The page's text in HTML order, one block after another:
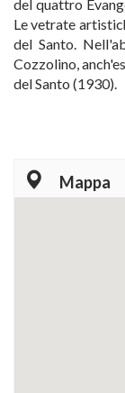
del quattro
Le vetrate
del Santo.
Cozzolino,
del Santo (1930).
Mappa